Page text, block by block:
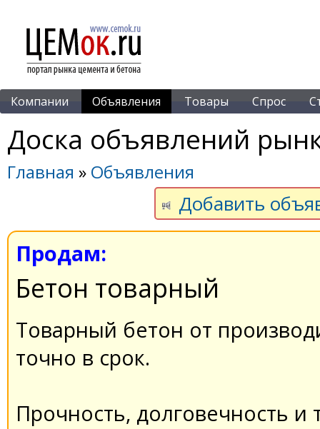
Компании Объявления Товары Спрос
Доска объявлений
Главная » Объявления
Добавить
Продам:
Бетон товapный
Товарный бетон от
точно в срок.
Прочность, долговечность